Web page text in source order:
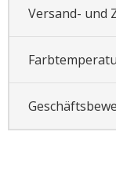
Versand- und